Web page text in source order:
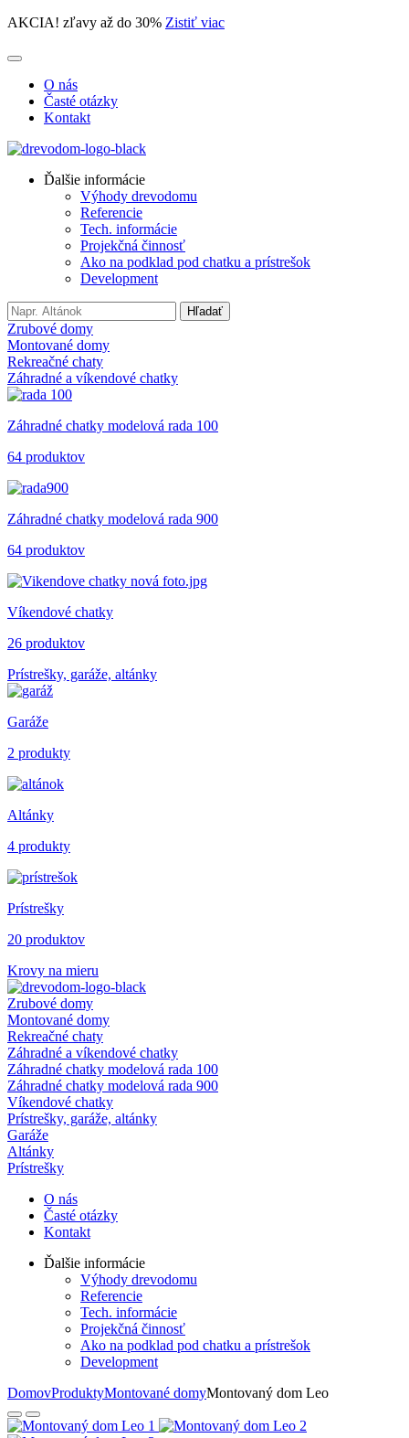
AKCIA! zľavy až do 30% Zistiť viac
O nás
Časté otázky
Kontakt
Ďalšie informácie
Výhody drevodomu
Referencie
Tech. informácie
Projekčná činnosť
Ako na podklad pod chatku a prístrešok
Development
Search
for:
Hľadať
Zrubové domy
Montované domy
Rekreačné chaty
Záhradné a víkendové chatky
Záhradné chatky modelová rada 100
64 produktov
Záhradné chatky modelová rada 900
64 produktov
Víkendové chatky
26 produktov
Prístrešky, garáže, altánky
Garáže
2 produkty
Altánky
4 produkty
Prístrešky
20 produktov
Krovy na mieru
Zrubové domy
Montované domy
Rekreačné chaty
Záhradné a víkendové chatky
Záhradné chatky modelová rada 100
Záhradné chatky modelová rada 900
Víkendové chatky
Prístrešky, garáže, altánky
Garáže
Altánky
Prístrešky
O nás
Časté otázky
Kontakt
Ďalšie informácie
Výhody drevodomu
Referencie
Tech. informácie
Projekčná činnosť
Ako na podklad pod chatku a prístrešok
Development
DomovProduktyMontované domyMontovaný dom Leo